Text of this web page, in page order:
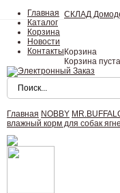
Главная
Каталог
Корзина
Новости
Контакты
СКЛАД
Корзина
Корзина пуста
Главная NOBBY
влажный корм для собак